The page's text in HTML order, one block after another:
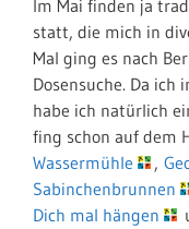
Im Mai finden ja
statt, die mich in
Mal ging es nach
Dosensuche. Da ich
habe ich natürlich
fing schon auf dem
Wassermühle
,
Sabinchenbrunnen
Dich mal hängen